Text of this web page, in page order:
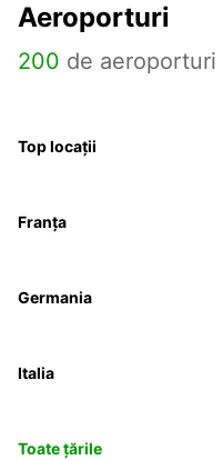
Aeroporturi
200 de aeroporturi
Top locații
Franța
Germania
Italia
Toate țările